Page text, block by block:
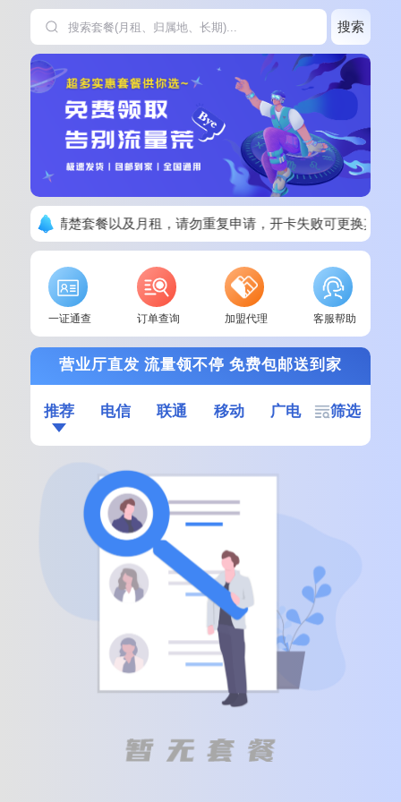
搜索
下单请看清楚套餐以及月租，请勿重复申请，开卡失败可更换其他
一证通查 订单查询 加盟代理 客服帮助
营业厅直发 流量领不停 免费包邮送到家
推荐 电信 联通 移动 广电 筛选